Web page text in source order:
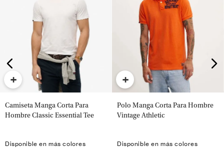
+
Camiseta Manga Corta Para
Hombre Classic Essential Tee
Disponible en más colores
+
Polo Manga Corta Para Hombre
Vintage Athletic
Disponible en más colores